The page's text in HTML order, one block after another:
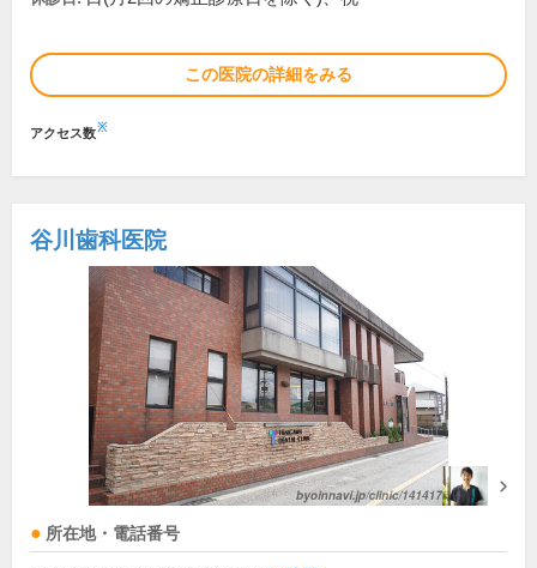
この医院の詳細をみる
アクセス数※
谷川歯科医院
所在地・電話番号